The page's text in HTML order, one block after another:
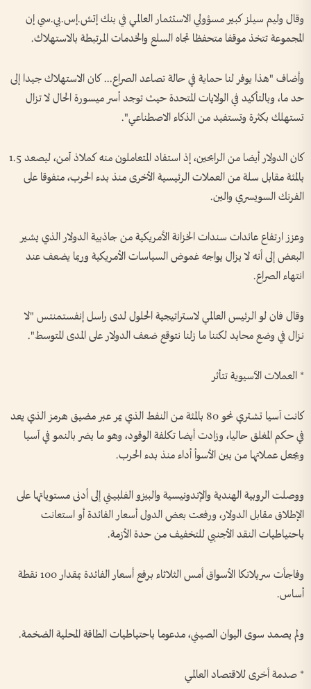
وقال وليم سيلز ‌كبير مسؤولي الاستثمار العالمي في بنك إتش.إس.بي.سي إن
المجموعة تتخذ موقفا متحفظا تجاه السلع والخدمات المرتبطة بالاستهلاك.
وأضاف "هذا يوفر ‌لنا حماية في حالة تصاعد الصراع... كان الاستهلاك جيدا إلى
حد ما، وبالتأكيد في الولايات المتحدة حيث توجد أسر ميسورة الحال لا تزال
‌تستهلك بكثرة وتستفيد من الذكاء الاصطناعي".
كان ‌الدولار أيضا من الرابحين، إذ استفاد المتعاملون منه كملاذ آمن، ليصعد 1.5
بالمئة مقابل سلة من العملات الرئيسية الأخرى منذ بدء الحرب، متفوقا على
الفرنك السويسري والين.
وعزز ارتفاع عائدات سندات الخزانة الأمريكية من ​جاذبية الدولار الذي يشير
البعض إلى أنه ‌لا يزال يواجه غموض السياسات الأمريكية وربما يضعف عند ​
انتهاء الصراع.
وقال فان لو الرئيس العالمي لاستراتيجية الحلول لدى ⁠راسل إنفستمنتس "لا
نزال في وضع محايد لكننا ما زلنا نتوقع ضعف الدولار على المدى المتوسط".
* العملات الآسيوية تتأثر
كانت آسيا تشتري نحو 80 بالمئة من النفط الذي يمر عبر مضيق هرمز الذي يعد
في حكم المغلق حاليا، وزادت أيضا تكلفة الوقود، وهو ما يضر بالنمو في آسيا
ويجعل عملاتها من بين الأسوأ ​أداء منذ بدء الحرب.
ووصلت الروبية الهندية والإندونيسية ⁠والبيزو الفلبيني إلى أدنى مستوياتها على
الإطلاق مقابل ⁠الدولار، ورفعت بعض الدول أسعار الفائدة أو استعانت
باحتياطيات النقد الأجنبي للتخفيف من حدة الأزمة.
وفاجأت سريلانكا الأسواق أمس الثلاثاء برفع أسعار الفائدة بمقدار 100 نقطة
أساس.
ولم يصمد سوى اليوان الصيني، مدعوما باحتياطيات الطاقة المحلية الضخمة.
* صدمة أخرى للاقتصاد العالمي